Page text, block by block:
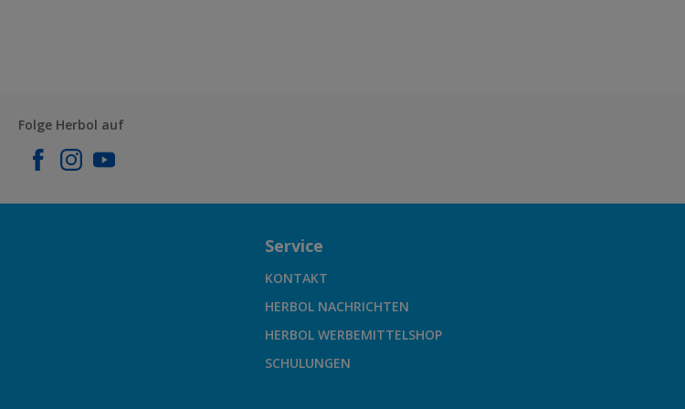
Folge Herbol auf
Service
KONTAKT
HERBOL NACHRICHTEN
HERBOL WERBEMITTELSHOP
SCHULUNGEN